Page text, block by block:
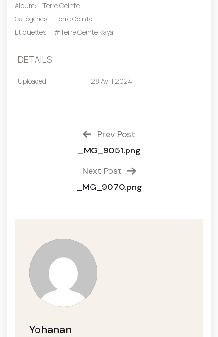
Album:
Terre Ceinte
Catégories:
Terre Ceinte
Étiquettes:
#Terre Ceinte Kaya
DETAILS
Uploaded 28 Avril 2024
Prev Post
_MG_9051.png
Next Post
_MG_9070.png
Yohanan